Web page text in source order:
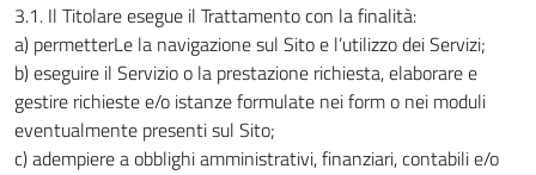
3.1. Il Titolare esegue il Trattamento con la finalità:
a) permetterLe la navigazione sul Sito e l’utilizzo dei Servizi;
b) eseguire il Servizio o la prestazione richiesta, elaborare e
gestire richieste e/o istanze formulate nei form o nei moduli
eventualmente presenti sul Sito;
c) adempiere a obblighi amministrativi, finanziari, contabili e/o